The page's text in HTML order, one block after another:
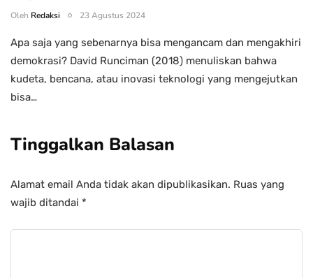
Oleh Redaksi 23 Agustus 2024
Apa saja yang sebenarnya bisa mengancam dan mengakhiri
demokrasi? David Runciman (2018) menuliskan bahwa
kudeta, bencana, atau inovasi teknologi yang mengejutkan
bisa…
Tinggalkan Balasan
Alamat email Anda tidak akan dipublikasikan. Ruas yang
wajib ditandai *